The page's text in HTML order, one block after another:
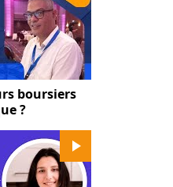
boursiers
?